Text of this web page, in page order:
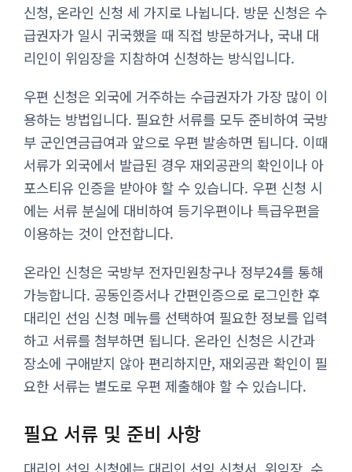
신청, 온라인 신청 세 가지로 나뉩니다. 방문 신청은 수
급권자가 일시 귀국했을 때 직접 방문하거나, 국내 대
리인이 위임장을 지참하여 신청하는 방식입니다.
우편 신청은 외국에 거주하는 수급권자가 가장 많이 이
용하는 방법입니다. 필요한 서류를 모두 준비하여 국방
부 군인연금급여과 앞으로 우편 발송하면 됩니다. 이때
서류가 외국에서 발급된 경우 재외공관의 확인이나 아
포스티유 인증을 받아야 할 수 있습니다. 우편 신청 시
에는 서류 분실에 대비하여 등기우편이나 특급우편을
이용하는 것이 안전합니다.
온라인 신청은 국방부 전자민원창구나 정부24를 통해
가능합니다. 공동인증서나 간편인증으로 로그인한 후
대리인 선임 신청 메뉴를 선택하여 필요한 정보를 입력
하고 서류를 첨부하면 됩니다. 온라인 신청은 시간과
장소에 구애받지 않아 편리하지만, 재외공관 확인이 필
요한 서류는 별도로 우편 제출해야 할 수 있습니다.
필요 서류 및 준비 사항